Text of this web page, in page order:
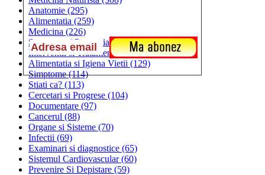
Anatomie (295)
Alimentatia (259)
Medicina (226)
Sanatatea si Preventia(170)
Interventii si Tratamente(167)
Alimentatia si Igiena Vietii (129)
Simptome(114)
Stiati ca? (113)
Cercetari si Progrese (104)
Documentare (97)
Cancerul (88)
Organe si Sisteme (70)
Infectii (69)
Examinari si diagnostice (65)
Sistemul Cardiovascular(60)
Prevenire Si Depistare (59)